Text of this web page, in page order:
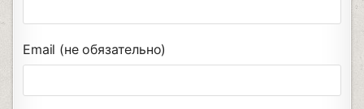
Email (не обязательно)